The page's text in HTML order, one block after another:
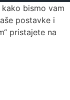
bismo vam
postavke i
pristajete na